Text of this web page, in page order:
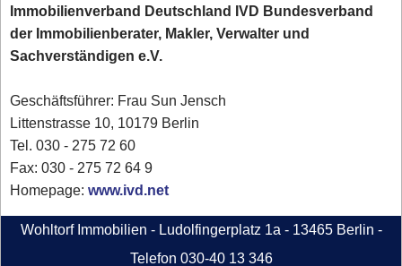
Immobilienverband Deutschland IVD Bundesverband
der Immobilienberater, Makler, Verwalter und
Sachverständigen e.V.
Geschäftsführer: Frau Sun Jensch
Littenstrasse 10, 10179 Berlin
Tel. 030 - 275 72 60
Fax: 030 - 275 72 64 9
Homepage:www.ivd.net
Wohltorf Immobilien - Ludolfingerplatz 1a - 13465 Berlin -
Telefon 030-40 13 346